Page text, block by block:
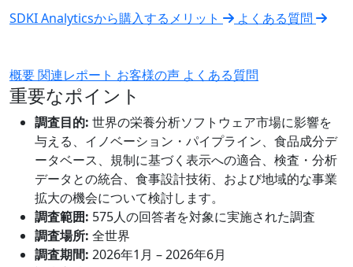
SDKI Analyticsから購入するメリット よくある質問
概要関連レポート お客様の声 よくある質問
重要なポイント
調査目的: 世界の栄養分析ソフトウェア市場に影響を
与える、イノベーション・パイプライン、食品成分デ
ータベース、規制に基づく表示への適合、検査・分析
データとの統合、食事設計技術、および地域的な事業
拡大の機会について検討します。
調査範囲: 575人の回答者を対象に実施された調査
調査場所: 全世界
調査期間: 2026年1月 – 2026年6月